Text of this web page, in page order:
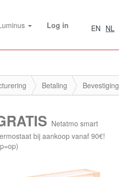
Log in EN NL
Betaling Bevestiging
Netatmo smart
bij aankoop vanaf 90€!